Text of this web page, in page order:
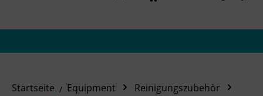
Startseite Equipment
Reinigungszubehör